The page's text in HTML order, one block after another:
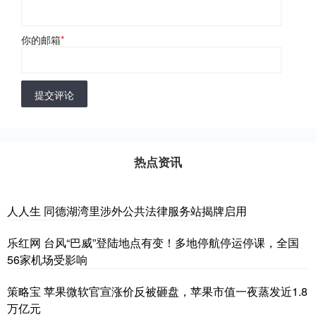
你的邮箱*
提交评论
热点资讯
人人生 同德湖湾里涉外公共法律服务站揭牌启用
乐红网 台风“巴威”登陆地点有变！多地停航停运停课，全国
56家机场受影响
策略宝 苹果微软官宣涨价反被砸盘，苹果市值一夜蒸发近1.8
万亿元